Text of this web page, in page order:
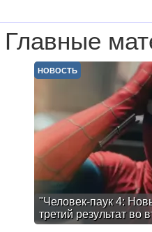
Главные
"Человек-паук 4:
третий результат во
НОВОСТЬ